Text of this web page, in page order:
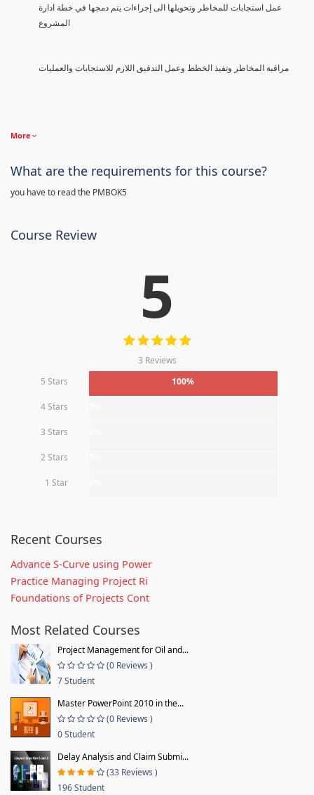
عمل استجابات للمخاطر وتحويلها الى إجراءات يتم دمجها في خطة ادارة
المشروع
مراقبة المخاطر وتفيذ الخطط وعمل التدقيق اللازم للاستجابات والعمليات
More
What are the requirements for this course?
you have to read the PMBOK5
Course Review
5
3 Reviews
5 Stars
100%
4 Stars
3 Stars
2 Stars
1 Star
Recent Courses
Advance S-Curve using Power
Practice Managing Project Ri
Foundations of Projects Cont
Most Related Courses
Project Management for Oil and...
(0 Reviews )
7 Student
Master PowerPoint 2010 in the...
(0 Reviews )
0 Student
Delay Analysis and Claim Submi...
(33 Reviews )
196 Student